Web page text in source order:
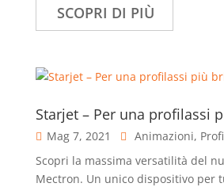
SCOPRI DI PIÙ
Starjet – Per una profilassi
Mag 7, 2021 Animazioni,
Scopri la massima versatilità del
Mectron. Un unico dispositivo per